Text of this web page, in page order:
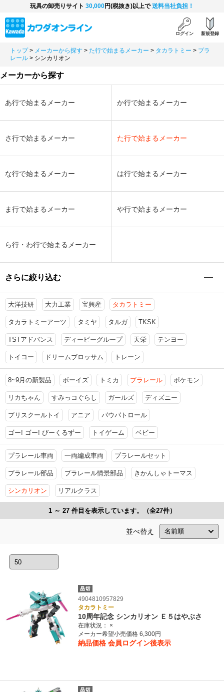
玩具の卸売りサイト 30,000円(税抜き)以上で送料当社負担！
ログイン 新規登録
トップ > メーカーから探す > た行で始まるメーカー > タカラトミー > プラ
レール > シンカリオン
メーカーから探す
あ行で始まるメーカー か行で始まるメーカー
さ行で始まるメーカー た行で始まるメーカー
な行で始まるメーカー は行で始まるメーカー
ま行で始まるメーカー や行で始まるメーカー
ら行・わ行で始まるメーカー
さらに絞り込む
大洋技研 大力工業 宝興産 タカラトミー
タカラトミーアーツ タミヤ タルガ TKSK
TSTアドバンス ディーピーグループ 天栄 テンヨー
トイコー ドリームブロッサム トレーン
8~9月の新製品 ボーイズ トミカ プラレール ポケモン
リカちゃん すみっコぐらし ガールズ ディズニー
プリスクールトイ アニア パウパトロール
ゴー! ゴー! びーくるずー トイゲーム ベビー
プラレール車両 一両編成車両 プラレールセット
プラレール部品 プラレール情景部品 きかんしゃトーマス
シンカリオン リアルクラス
1 ～ 27 件目を表示しています。（全27件）
並べ替え
4904810957829
タカラトミー
10周年記念 シンカリオン Ｅ５はやぶさ
在庫状況：
×
メーカー希望小売価格 6,300円
納品価格 会員ログイン後表示